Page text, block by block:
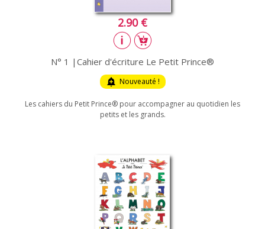
2.90 €
N° 1 |Cahier d'écriture Le Petit Prince®
add_alert Nouveauté !
Les cahiers du Petit Prince® pour accompagner au quotidien les
petits et les grands.